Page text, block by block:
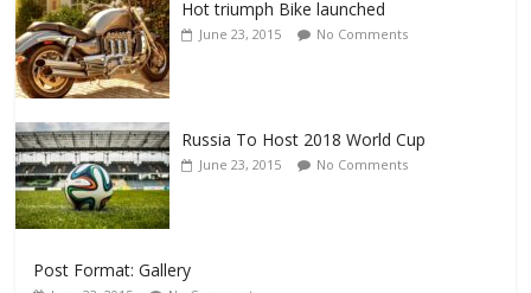
Hot triumph Bike launched
June 23, 2015 No Comments
Russia To Host 2018 World Cup
June 23, 2015 No Comments
Post Format: Gallery